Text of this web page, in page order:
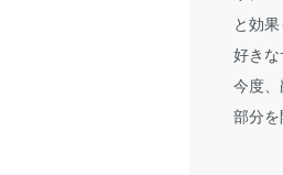
と効
好きな
今度
部分を